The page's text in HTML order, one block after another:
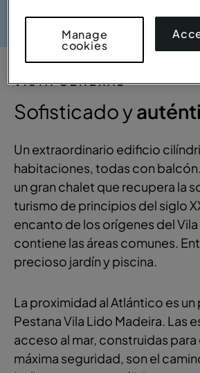
VISTA GENERAL
Sofisticado y
Un extraordinario edificio
habitaciones, todas con
un gran chalet que recupera la
turismo de principios del siglo
encanto de los orígenes del Vila
contiene las áreas comunes.
precioso jardín y piscina.
La proximidad al Atlántico es
Pestana Vila Lido Madeira. Las
acceso al mar, construidas para
máxima seguridad, son el
Manage
cookies